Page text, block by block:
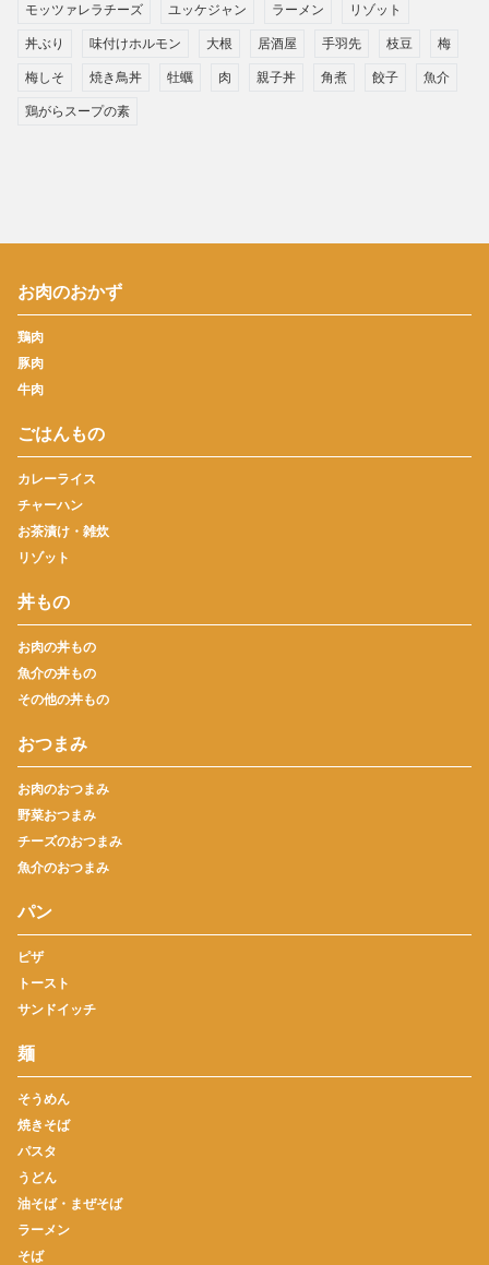
モッツァレラチーズ ユッケジャン ラーメン リゾット
丼ぶり 味付けホルモン 大根 居酒屋 手羽先 枝豆 梅
梅しそ 焼き鳥丼 牡蠣 肉 親子丼 角煮 餃子 魚介
鶏がらスープの素
お肉のおかず
鶏肉
豚肉
牛肉
ごはんもの
カレーライス
チャーハン
お茶漬け・雑炊
リゾット
丼もの
お肉の丼もの
魚介の丼もの
その他の丼もの
おつまみ
お肉のおつまみ
野菜おつまみ
チーズのおつまみ
魚介のおつまみ
パン
ピザ
トースト
サンドイッチ
麺
そうめん
焼きそば
パスタ
うどん
油そば・まぜそば
ラーメン
そば